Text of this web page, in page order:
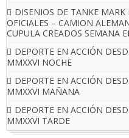
DISENIOS DE TANKE
OFICIALES – CAMION
CUPULA CREADOS SEMANA
DEPORTE EN ACCIÓN
MMXXVI NOCHE
DEPORTE EN ACCIÓN
MMXXVI MAÑANA
DEPORTE EN ACCIÓN
MMXXVI TARDE